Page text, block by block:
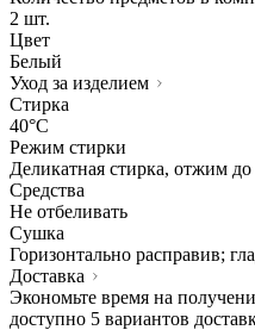
2 шт.
Цвет
Белый
Уход за изделием
Стирка
40°C
Режим стирки
Деликатная стирка, отжим
Средства
Не отбеливать
Сушка
Горизонтально расправив;
Доставка
Экономьте время на
доступно 5 вариантов